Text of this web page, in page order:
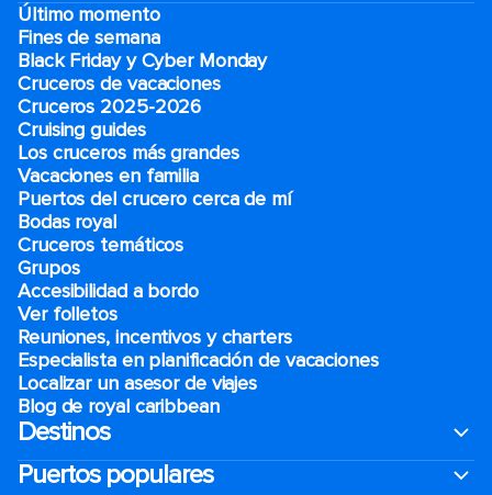
Último momento
Fines de semana
Black Friday y Cyber Monday
Cruceros de vacaciones
Cruceros 2025-2026
Cruising guides
Los cruceros más grandes
Vacaciones en familia
Puertos del crucero cerca de mí
Bodas royal
Cruceros temáticos
Grupos
Accesibilidad a bordo
Ver folletos
Reuniones, incentivos y charters​
Especialista en planificación de vacaciones
Localizar un asesor de viajes
Blog de royal caribbean
Destinos
Puertos populares